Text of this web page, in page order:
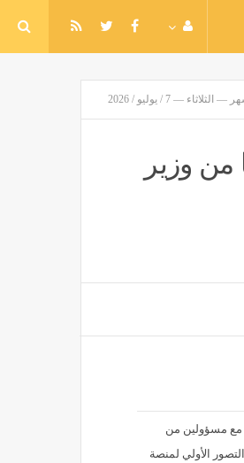
الثلاثاء — 7 / يوليو / 2026
رسميا من وزير
مع مسؤولين من
الأولي لمنصة